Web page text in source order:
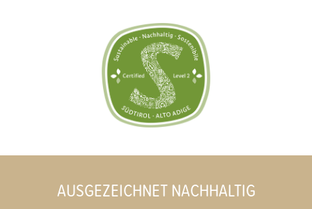
AUSGEZEICHNET NACHHALTIG